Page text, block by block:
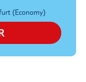
(Economy)